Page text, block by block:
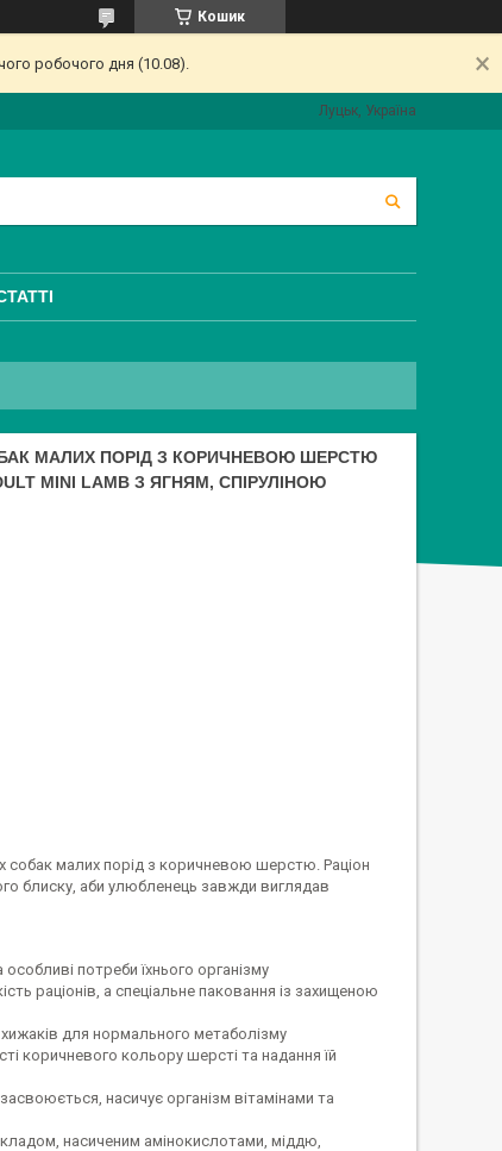
Кошик
робочого дня (10.08).
Луцьк, Україна
МАЛИХ ПОРІД З КОРИЧНЕВОЮ ШЕРСТЮ
MINI LAMB З ЯГНЯМ, СПІРУЛІНОЮ
собак малих порід з коричневою шерстю. Раціон
блиску, аби улюбленець завжди виглядав
потреби їхнього організму
раціонів, а спеціальне паковання із захищеною
для нормального метаболізму
коричневого кольору шерсті та надання їй
насичує організм вітамінами та
насиченим амінокислотами, міддю,